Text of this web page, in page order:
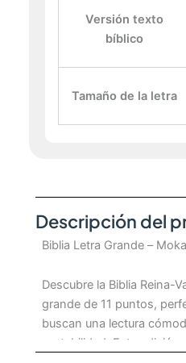
Versión texto
bíblico
Tamaño de la letra
Descripción del
Biblia Letra Grande –
Descubre la Biblia Reina-
grande de 11 puntos,
buscan una lectura
portabilidad. Esta